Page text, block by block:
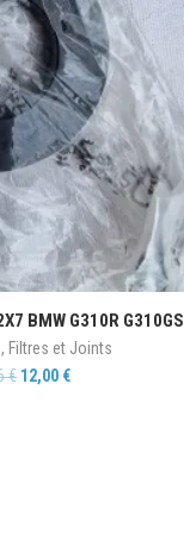
BMW G310R G310GS
, Filtres et Joints
€ 12,00 €